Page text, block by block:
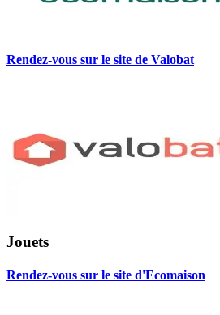
Rendez-vous sur le site de Valobat
Jouets
Rendez-vous sur le site d'Ecomaison